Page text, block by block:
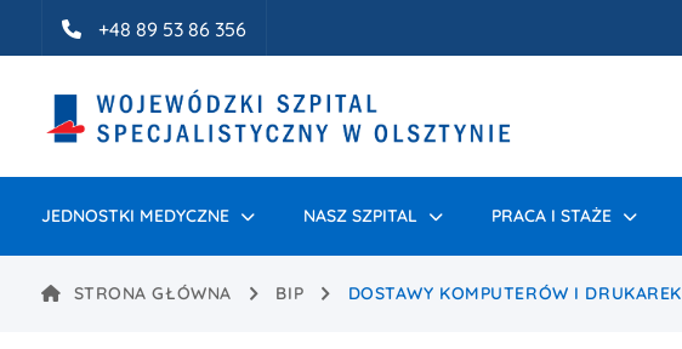
Idź do treści+48 89 53 86 356
JEDNOSTKI MEDYCZNE NASZ SZPITAL PRACA I STAŻE
STRONA GŁÓWNA BIP DOSTAWY KOMPUTERÓW I DRUKAREK